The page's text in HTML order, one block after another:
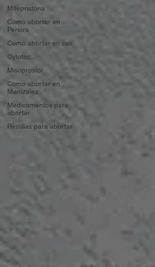
Mifepristona
Como abortar en
Pereira
Como abortar en cali
Cytotec
Misoprostol
Como abortar en
Manizalez
Medicamentos para
abortar
Pastillas para abortar